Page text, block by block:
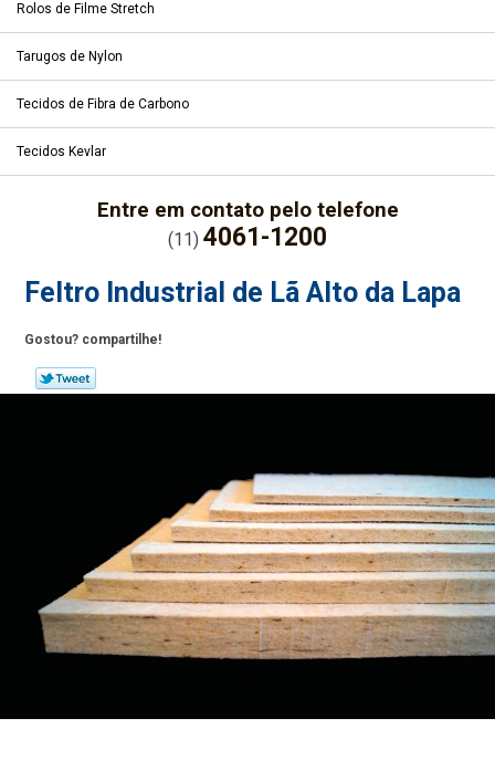
Rolos de Filme Stretch
Tarugos de Nylon
Tecidos de Fibra de Carbono
Tecidos Kevlar
Entre em contato pelo telefone
(11) 4061-1200
Feltro Industrial de Lã Alto da Lapa
Gostou? compartilhe!